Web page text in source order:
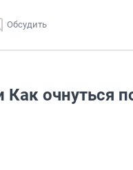
Обсудить
очнуться